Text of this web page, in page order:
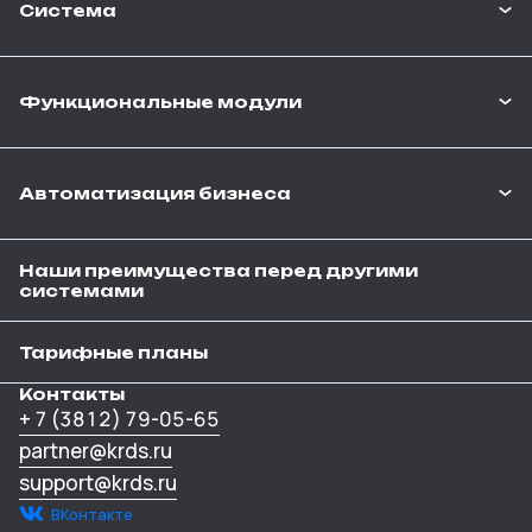
Контакты
+ 7 (3812) 79-05-65
partner@krds.ru
support@krds.ru
ВКонтакте
Система
Функциональные модули
Автоматизация бизнеса
Наши преимущества перед другими
системами
Тарифные планы